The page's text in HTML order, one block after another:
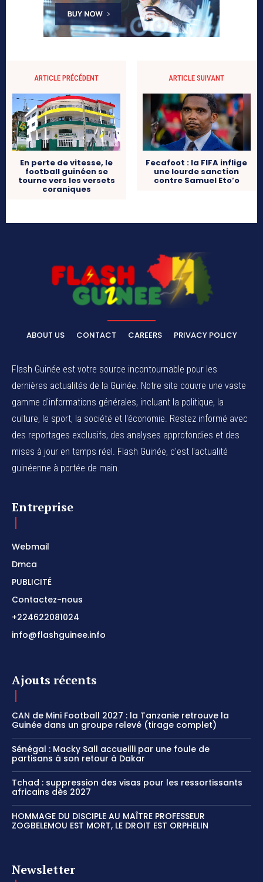
ARTICLE PRÉCÉDENT
En perte de vitesse, le
football guinéen se
tourne vers les versets
coraniques
ARTICLE SUIVANT
Fecafoot : la FIFA inflige
une lourde sanction
contre Samuel Eto’o
ABOUT US CONTACT CAREERS PRIVACY POLICY
Flash Guinée est votre source incontournable pour les
dernières actualités de la Guinée. Notre site couvre une vaste
gamme d'informations générales, incluant la politique, la
culture, le sport, la société et l'économie. Restez informé avec
des reportages exclusifs, des analyses approfondies et des
mises à jour en temps réel. Flash Guinée, c'est l'actualité
guinéenne à portée de main.
Entreprise
Webmail
Dmca
PUBLICITÉ
Contactez-nous
+224622081024
info@flashguinee.info
Ajouts récents
CAN de Mini Football 2027 : la Tanzanie retrouve la
Guinée dans un groupe relevé (tirage complet)
Sénégal : Macky Sall accueilli par une foule de
partisans à son retour à Dakar
Tchad : suppression des visas pour les ressortissants
africains dès 2027
HOMMAGE DU DISCIPLE AU MAÎTRE PROFESSEUR
ZOGBELEMOU EST MORT, LE DROIT EST ORPHELIN
Newsletter